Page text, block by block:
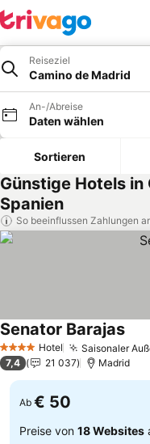
Reiseziel
Camino de Madrid
An-/Abreise
Daten wählen
Sortieren
Günstige Hotels in
Spanien
So beeinflussen Zahlungen
4 Sterne Hotel Saisonaler
Senator Barajas
7,4 21 037 Madrid
Ab € 50
Preise von 18 Websites